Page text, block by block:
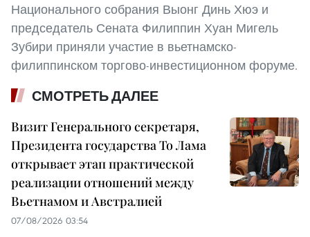
Национального собрания Выонг Динь Хюэ и
председатель Сената Филиппин Хуан Мигель
Зубири приняли участие в вьетнамско-
филиппинском торгово-инвестиционном форуме.
СМОТРЕТЬ ДАЛЕЕ
Визит Генерального секретаря,
Президента государства То Лама
открывает этап практической
реализации отношений между
Вьетнамом и Австралией
07/08/2026 03:54